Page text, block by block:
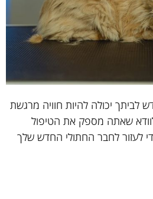
יכולה להיות חוויה מרגשת
שאתה מספק את הטיפול
לעזור לחבר החתולי החדש שלך